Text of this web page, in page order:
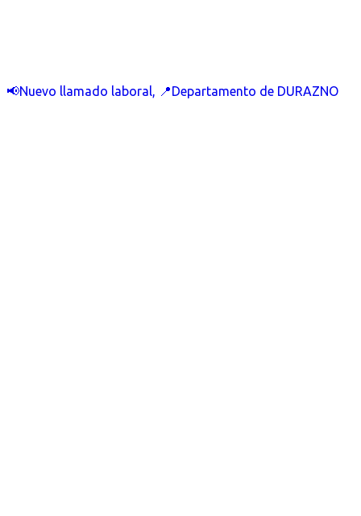
📢Nuevo llamado laboral, 📍Departamento de DURAZNO